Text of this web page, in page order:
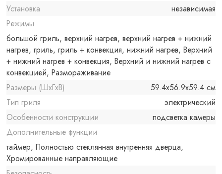
Установка
независимая
Режимы
большой гриль, верхний нагрев, верхний нагрев + нижний
нагрев, гриль, гриль + конвекция, нижний нагрев, Верхний
+ нижний нагрев + конвекция, Верхний и нижний нагрев с
конвекцией, Размораживание
Размеры (ШxГxВ)
59.4x56.9x59.4 см
Тип гриля
электрический
Особенности конструкции
подсветка камеры
Дополнительные функции
таймер, Полностью стеклянная внутренняя дверца,
Хромированные направляющие